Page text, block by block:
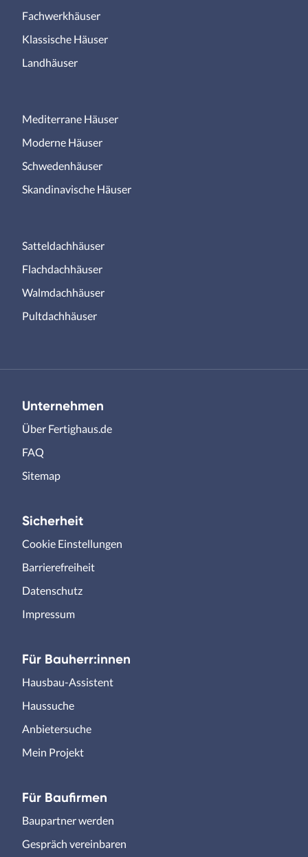
Fachwerkhäuser
Klassische Häuser
Landhäuser
Mediterrane Häuser
Moderne Häuser
Schwedenhäuser
Skandinavische Häuser
Satteldachhäuser
Flachdachhäuser
Walmdachhäuser
Pultdachhäuser
Unternehmen
Über Fertighaus.de
FAQ
Sitemap
Sicherheit
Cookie Einstellungen
Barrierefreiheit
Datenschutz
Impressum
Für Bauherr:innen
Hausbau-Assistent
Haussuche
Anbietersuche
Mein Projekt
Für Baufirmen
Baupartner werden
Gespräch vereinbaren